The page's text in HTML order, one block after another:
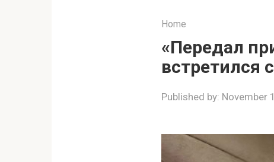
Home
«Передал
встретился
Published by: November